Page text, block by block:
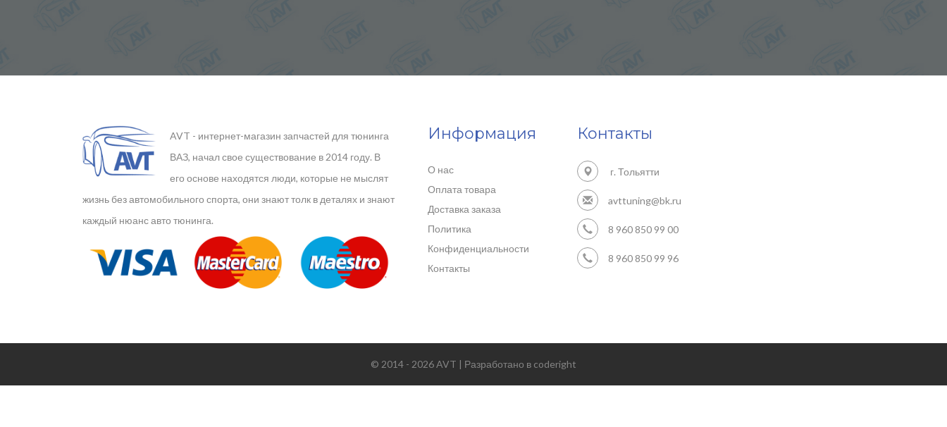
AVT - интернет-магазин запчастей для тюнинга
ВАЗ, начал свое существование в 2014 году. В
его основе находятся люди, которые не мыслят
жизнь без автомобильного спорта, они знают толк в деталях и знают
каждый нюанс авто тюнинга.
Информация
О нас
Оплата товара
Доставка заказа
Политика
Конфиденциальности
Контакты
Контакты
г. Тольятти
avttuning@bk.ru
8 960 850 99 00
8 960 850 99 96
© 2014 - 2026 AVT | Разработано в coderight